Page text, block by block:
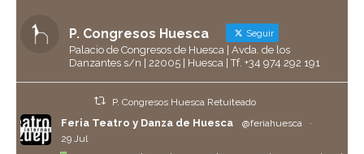
P. Congresos Huesca Seguir
Palacio de Congresos de Huesca | Avda. de los
Danzantes s/n | 22005 | Huesca | Tf. +34 974 292 191
P. Congresos Huesca Retuiteado
Feria Teatro y Danza de Huesca @feriahuesca
·
29 Jul